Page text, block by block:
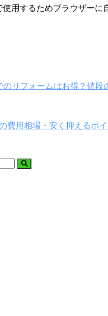
用するためブラウザーに
のリフォームはお得？値段
費用相場・安く抑えるポイ